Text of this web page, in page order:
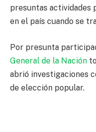
presuntas actividades
en el país cuando se
Por presunta
General de la Nación
abrió investigaciones
de elección popular.